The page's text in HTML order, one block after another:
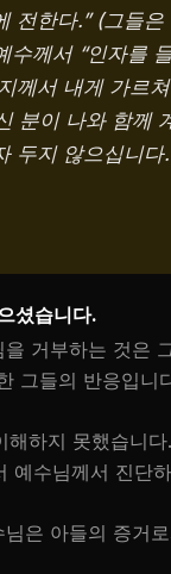
전한다.” (그들
께서 “인자를
께서 내게 가르
분이 나와 함께
두지 않으십니
셨습니다.
거부하는 것은
그들의 반응입니
하지 못했습니
수님께서 진단
은 아들의 증거